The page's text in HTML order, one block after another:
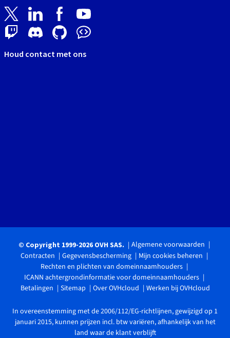
Houd contact met ons
© Copyright 1999-2026 OVH SAS.
Algemene voorwaarden
Contracten
Gegevensbescherming
Mijn cookies beheren
Rechten en plichten van domeinnaamhouders
ICANN achtergrondinformatie voor domeinnaamhouders
Betalingen
Sitemap Over OVHcloud Werken bij OVHcloud
In overeenstemming met de 2006/112/EG-richtlijnen, gewijzigd op 1
januari 2015, kunnen prijzen incl. btw variëren, afhankelijk van het
land waar de klant verblijft